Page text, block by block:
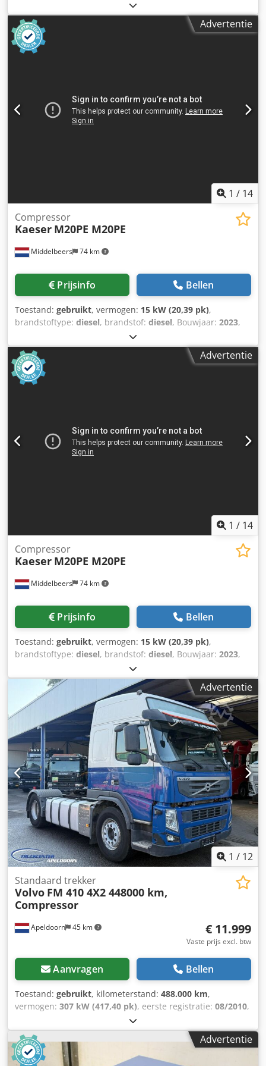
betrouwbare stroom perslucht direct op de plaats van
gebruik, zonder dat er een aparte ruimte nodig is. De ECB
– SCB serie, vervaardigd volgens hoge kwaliteitsnormen,
maakt gebruik van componenten van toonaangevende
merken, wat betrouwbaarheid en traceerbaarheid
Advertentie
1 / 14
Middelbeers 74 km
Compressor
Kaeser M20PE M20PE
Prijsinfo Bellen
Toestand: gebruikt, vermogen: 15 kW (20,39 pk),
brandstoftype: diesel, brandstof: diesel, Bouwjaar: 2023,
, Bouwjaar: 2023 Toepassingsgebied:
Bouw CE-markering: ja Prijs: Op aanvraag Serienummer:
WKA0N0500P9308038 Cedpfx Aksxuu Iieleha Neem contact
op met Ernst van Hek voor meer informatie.
Doorvoercapaciteit: 120 m3/uur
Advertentie
1 / 14
Middelbeers 74 km
Compressor
Kaeser M20PE M20PE
Prijsinfo Bellen
Toestand: gebruikt, vermogen: 15 kW (20,39 pk),
brandstoftype: diesel, brandstof: diesel, Bouwjaar: 2023,
, Bouwjaar: 2023 Toepassing:
Bouwsector CE-markering: ja Prijs: Op aanvraag Chjdpfx
Akexuu Nmjlea Serienummer: WKA0N0500P9093839
Doorvoercapaciteit: 120 m3/u
Advertentie
1 / 12
Apeldoorn 45 km
Standaard trekker
Volvo FM 410 4X2 448000 km,
Compressor
€ 11.999
Vaste prijs excl. btw
Aanvragen Bellen
Toestand: gebruikt, kilometerstand: 488.000 km,
vermogen: 307 kW (417,40 pk), eerste registratie: 08/2010,
, asconfiguratie:
mm, brandstof:diesel, kleur:overig, bestuurderscabine:
slaapcabine, emissieklasse: Euro 5 , totale lengte:5.990
mm, totale breedte: 2.550 mm, toegestane aslast (as 1):
Advertentie